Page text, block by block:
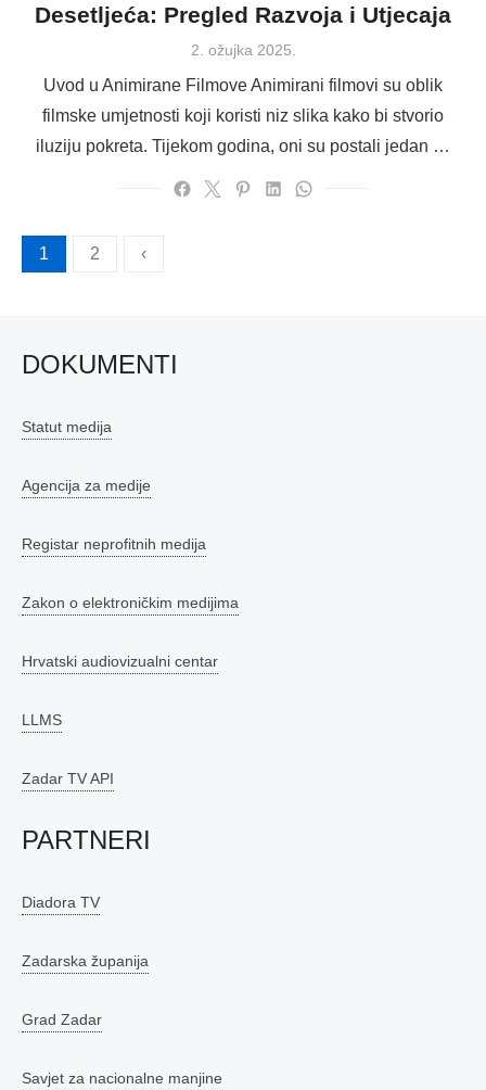
Desetljeća: Pregled Razvoja i Utjecaja
Posted
2. ožujka 2025.
Uvod u Animirane Filmove Animirani filmovi su oblik
filmske umjetnosti koji koristi niz slika kako bi stvorio
iluziju pokreta. Tijekom godina, oni su postali jedan …
Brojevi
1 2 ‹
DOKUMENTI
Statut medija
Agencija za medije
Registar neprofitnih medija
Zakon o elektroničkim medijima
Hrvatski audiovizualni centar
LLMS
Zadar TV API
PARTNERI
Diadora TV
Zadarska županija
Grad Zadar
Savjet za nacionalne manjine